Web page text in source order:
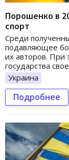
Порошенко в
спорт
Среди
подавляющее
их авторов. При
государства
Украина
Подробнее